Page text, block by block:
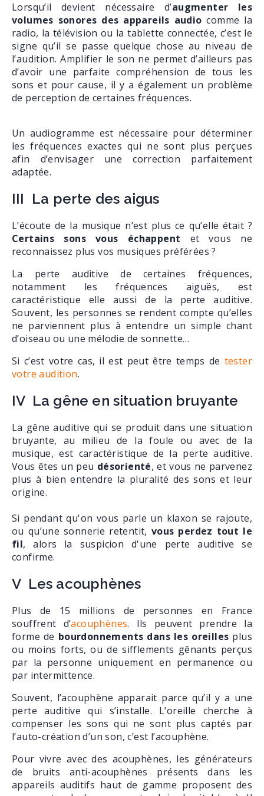
Lorsqu’il devient nécessaire d’augmenter les
volumes sonores des appareils audio comme la
radio, la télévision ou la tablette connectée, c’est le
signe qu’il se passe quelque chose au niveau de
l’audition. Amplifier le son ne permet d’ailleurs pas
d’avoir une parfaite compréhension de tous les
sons et pour cause, il y a également un problème
de perception de certaines fréquences.
Un audiogramme est nécessaire pour déterminer
les fréquences exactes qui ne sont plus perçues
afin d’envisager une correction parfaitement
adaptée.
III La perte des aigus
L’écoute de la musique n’est plus ce qu’elle était ?
Certains sons vous échappent et vous ne
reconnaissez plus vos musiques préférées ?
La perte auditive de certaines fréquences,
notamment les fréquences aiguës, est
caractéristique elle aussi de la perte auditive.
Souvent, les personnes se rendent compte qu’elles
ne parviennent plus à entendre un simple chant
d’oiseau ou une mélodie de sonnette…
Si c’est votre cas, il est peut être temps de tester
votre audition.
IV La gêne en situation bruyante
La gêne auditive qui se produit dans une situation
bruyante, au milieu de la foule ou avec de la
musique, est caractéristique de la perte auditive.
Vous êtes un peu désorienté, et vous ne parvenez
plus à bien entendre la pluralité des sons et leur
origine.
Si pendant qu'on vous parle un klaxon se rajoute,
ou qu’une sonnerie retentit, vous perdez tout le
fil, alors la suspicion d'une perte auditive se
confirme.
V Les acouphènes
Plus de 15 millions de personnes en France
souffrent d’acouphènes. Ils peuvent prendre la
forme de bourdonnements dans les oreilles plus
ou moins forts, ou de sifflements gênants perçus
par la personne uniquement en permanence ou
par intermittence.
Souvent, l’acouphène apparait parce qu’il y a une
perte auditive qui s’installe. L’oreille cherche à
compenser les sons qui ne sont plus captés par
l’auto-création d’un son, c’est l’acouphène.
Pour vivre avec des acouphènes, les générateurs
de bruits anti-acouphènes présents dans les
appareils auditifs haut de gamme proposent des